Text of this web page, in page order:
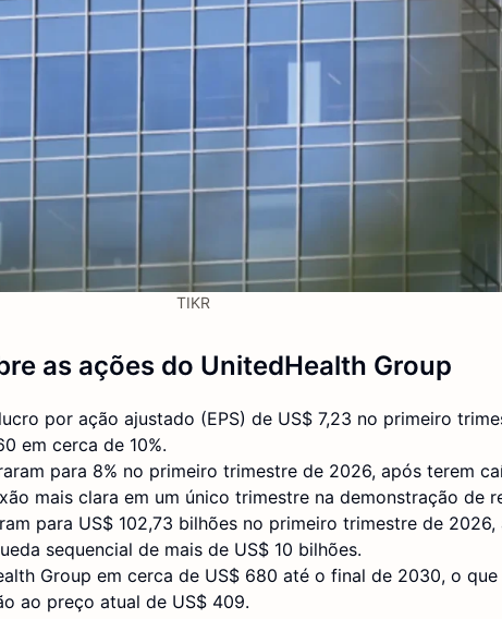
TIKR
as ações do UnitedHealth Group
por ação ajustado (EPS) de US$ 7,23 no primeiro
em cerca de 10%.
para 8% no primeiro trimestre de 2026, após terem
mais clara em um único trimestre na demonstração de
para US$ 102,73 bilhões no primeiro trimestre de 2026,
sequencial de mais de US$ 10 bilhões.
Group em cerca de US$ 680 até o final de 2030, o
ao preço atual de US$ 409.